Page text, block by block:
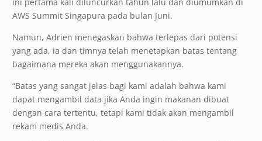
AWS Summit Singapura pada bulan Juni.
Namun, Adrien menegaskan bahwa terlepas dari potensi
yang ada, ia dan timnya telah menetapkan batas tentang
bagaimana mereka akan menggunakannya.
“Batas yang sangat jelas bagi kami adalah bahwa kami
dapat mengambil data jika Anda ingin makanan dibuat
dengan cara tertentu, tetapi kami tidak akan mengambil
rekam medis Anda.